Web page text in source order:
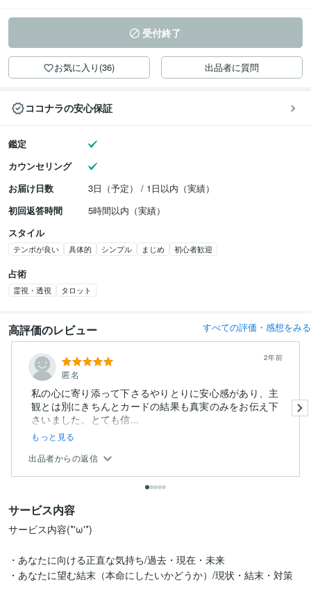
受付終了
お気に入り(36) 出品者に質問
ココナラの安心保証
鑑定
カウンセリング
お届け日数
3日（予定） / 1日以内（実績）
初回返答時間
5時間以内（実績）
スタイル
テンポが良い 具体的 シンプル まじめ 初心者歓迎
占術
霊視・透視 タロット
高評価のレビュー すべての評価・感想をみる
匿名
2年前
私の心に寄り添って下さるやりとりに安心感があり、主
観とは別にきちんとカードの結果も真実のみをお伝え下
さいました。とても信...
もっと見る
出品者からの返信
サービス内容
サービス内容(*'ω'*)
・あなたに向ける正直な気持ち/過去・現在・未来
・あなたに望む結末（本命にしたいかどうか）/現状・結末・対策